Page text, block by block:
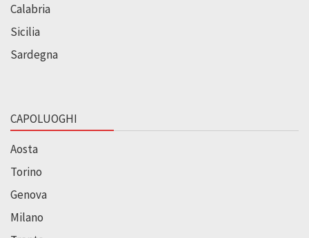
Calabria
Sicilia
Sardegna
CAPOLUOGHI
Aosta
Torino
Genova
Milano